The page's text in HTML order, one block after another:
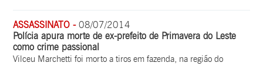
ASSASSINATO -08/07/2014
Polícia apura morte de ex-prefeito de Primavera do Leste
como crime passional
Vilceu Marchetti foi morto a tiros em fazenda, na região do